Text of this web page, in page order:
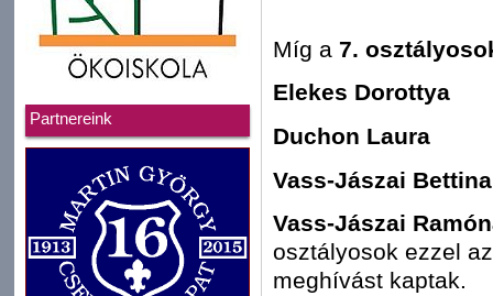
Partnereink
Míg a 7.
Elekes Dorottya
Duchon Laura
Vass-Jászai Bettina
Vass-Jászai
osztályosok ezzel
meghívást kaptak.